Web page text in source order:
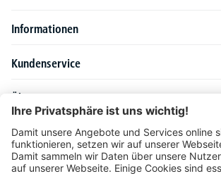
Informationen
Kundenservice
Über DELTA-V
Produktsortiment
Ratgeber